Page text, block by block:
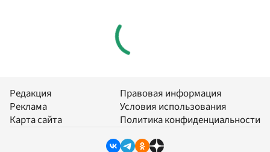
Редакция
Реклама
Карта сайта
Правовая информация
Условия использования
Политика конфиденциальности